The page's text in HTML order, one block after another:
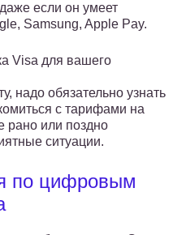
если он умеет
Samsung, Apple Pay.
Visa для вашего
надо обязательно узнать
с тарифами на
рано или поздно
ситуации.
по цифровым